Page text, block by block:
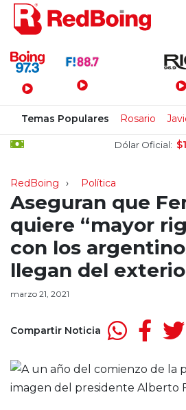
Menú Principal
Temas Populares Rosario
Dólar Oficial:
RedBoing Política
Aseguran que
quiere “mayor
con los
llegan del
marzo 21, 2021
Compartir Noticia